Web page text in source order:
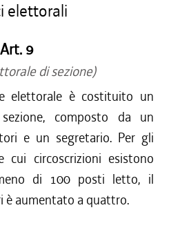
elettorali
Art. 9
di sezione)
elettorale è costituito un
composto da un
e un segretario. Per gli
cui circoscrizioni esistono
di 100 posti letto, il
è aumentato a quattro.